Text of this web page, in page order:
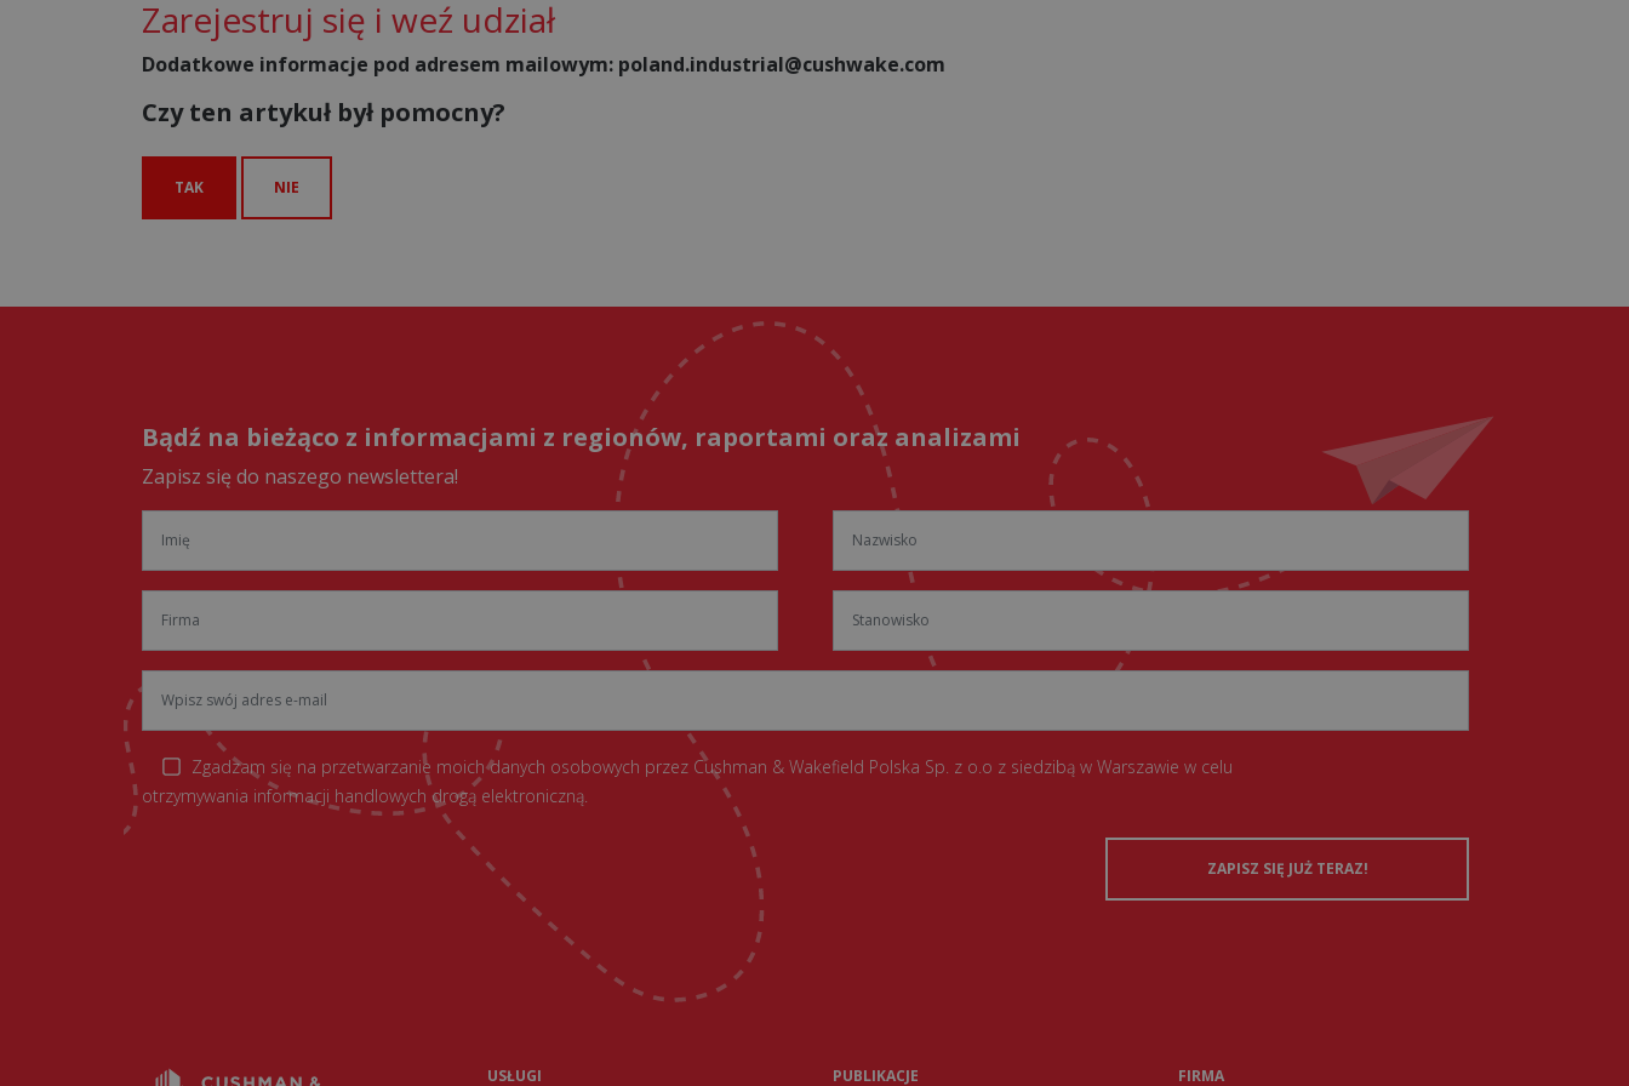
Zarejestruj się i weź udział
Dodatkowe informacje pod adresem mailowym: poland.industrial@cushwake.com
Czy ten artykuł był pomocny?
TAK NIE
Bądź na bieżąco z informacjami z regionów, raportami oraz analizami
Zapisz się do naszego newslettera!
Zgadzam się na przetwarzanie moich danych osobowych przez Cushman & Wakefield Polska Sp. z o.o z siedzibą w Warszawie w celu
otrzymywania informacji handlowych drogą elektroniczną.
USŁUGI PUBLIKACJE FIRMA